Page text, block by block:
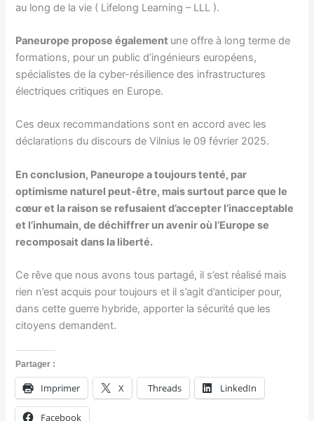
au long de la vie ( Lifelong Learning – LLL ).
Paneurope propose également une offre à long terme de
formations, pour un public d’ingénieurs européens,
spécialistes de la cyber-résilience des infrastructures
électriques critiques en Europe.
Ces deux recommandations sont en accord avec les
déclarations du discours de Vilnius le 09 février 2025.
En conclusion, Paneurope a toujours tenté, par
optimisme naturel peut-être, mais surtout parce que le
cœur et la raison se refusaient d’accepter l’inacceptable
et l’inhumain, de déchiffrer un avenir où l’Europe se
recomposait dans la liberté.
Ce rêve que nous avons tous partagé, il s’est réalisé mais
rien n’est acquis pour toujours et il s’agit d’anticiper pour,
dans cette guerre hybride, apporter la sécurité que les
citoyens demandent.
Partager :
Imprimer X Threads LinkedIn
Facebook